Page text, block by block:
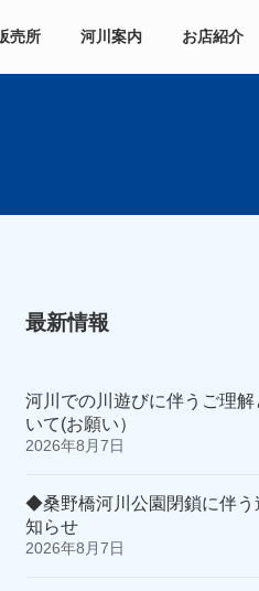
売所 河川案内 お店紹介
最新情報
河川での川遊びに伴うご理
いて(お願い）
2026年8月7日
◆桑野橋河川公園閉鎖に伴う
知らせ
2026年8月7日